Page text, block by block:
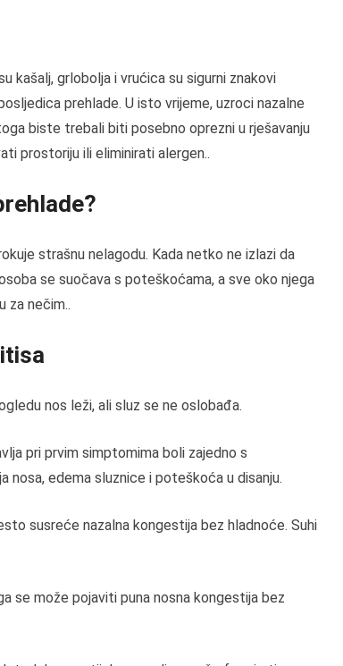
kašalj, grlobolja i vrućica su sigurni znakovi
prehlade. U isto vrijeme, uzroci nazalne
biste trebali biti posebno oprezni u rješavanju
​​prostoriju ili eliminirati alergen..
strašnu nelagodu. Kada netko ne izlazi da
se suočava s poteškoćama, a sve oko njega
za nečim..
nos leži, ali sluz se ne oslobađa.
pri prvim simptomima boli zajedno s
edema sluznice i poteškoća u disanju.
susreće nazalna kongestija bez hladnoće. Suhi
se može pojaviti puna nosna kongestija bez